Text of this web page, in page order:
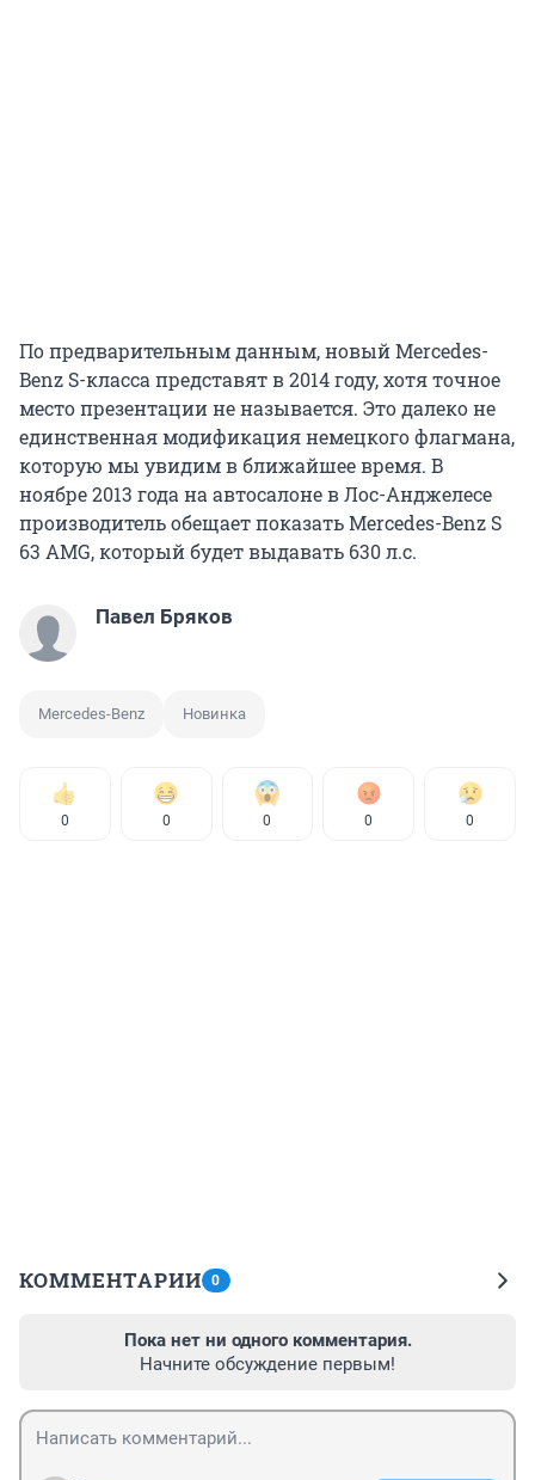
По предварительным данным, новый Mercedes-
Benz S-класса представят в 2014 году, хотя точное
место презентации не называется. Это далеко не
единственная модификация немецкого флагмана,
которую мы увидим в ближайшее время. В
ноябре 2013 года на автосалоне в Лос-Анджелесе
производитель обещает показать Mercedes-Benz S
63 AMG, который будет выдавать 630 л.с.
Павел Бряков
Mercedes-Benz Новинка
0 0 0 0 0
КОММЕНТАРИИ 0
Пока нет ни одного комментария.
Начните обсуждение первым!